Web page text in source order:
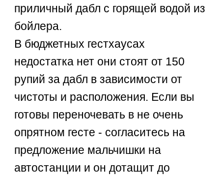
приличный дабл с горящей водой из
бойлера.
В бюджетных гестхаусах
недостатка нет они стоят от 150
рупий за дабл в зависимости от
чистоты и расположения. Если вы
готовы переночевать в не очень
опрятном гесте - согласитесь на
предложение мальчишки на
автостанции и он дотащит до